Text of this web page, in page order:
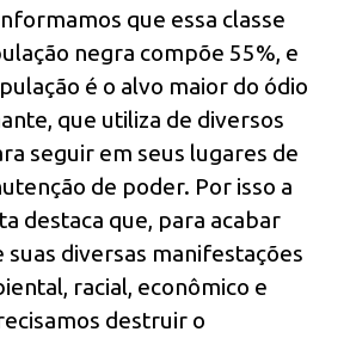
que essa classe
negra compõe 55%, e
é o alvo maior do ódio
que utiliza de diversos
seguir em seus lugares de
de poder. Por isso a
destaca que, para acabar
suas diversas manifestações
racial, econômico e
destruir o